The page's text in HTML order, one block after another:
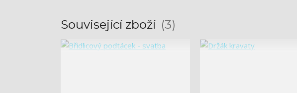
Související zboží 3